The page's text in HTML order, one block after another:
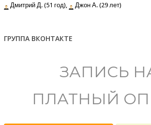
Дмитрий Д. (51 год),
Джон А. (29 лет)
ГРУППА ВКОНТАКТЕ
ЗАПИСЬ
ПЛАТНЫЙ